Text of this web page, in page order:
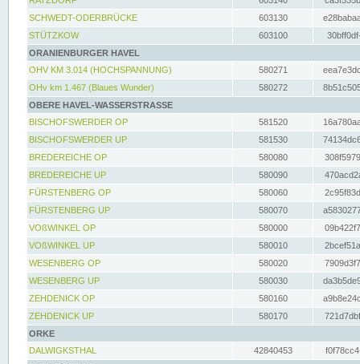
SCHWEDT-ODERBRÜCKE
603130
STÜTZKOW
603100
ORANIENBURGER HAVEL
OHV KM 3.014 (HOCHSPANNUNG)
580271
OHv km 1.467 (Blaues Wunder)
580272
OBERE HAVEL-WASSERSTRASSE
BISCHOFSWERDER OP
581520
BISCHOFSWERDER UP
581530
BREDEREICHE OP
580080
BREDEREICHE UP
580090
FÜRSTENBERG OP
580060
FÜRSTENBERG UP
580070
VOßWINKEL OP
580000
VOßWINKEL UP
580010
WESENBERG OP
580020
WESENBERG UP
580030
ZEHDENICK OP
580160
ZEHDENICK UP
580170
ORKE
DALWIGKSTHAL
42840453